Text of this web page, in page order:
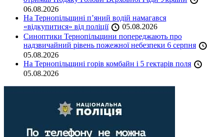
06.08.2026
На Тернопільщині п’яний водій намагався
«відкупитися» від поліції
05.08.2026
Синоптики Тернопільщини попереджають про
надзвичайний рівень пожежної небезпеки 6 серпня
05.08.2026
На Тернопільщині горів комбайн і 5 гектарів поля
05.08.2026